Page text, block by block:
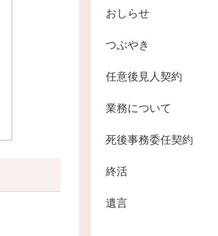
おしらせ
つぶやき
任意後見人契約
業務について
死後事務委任契約
終活
遺言